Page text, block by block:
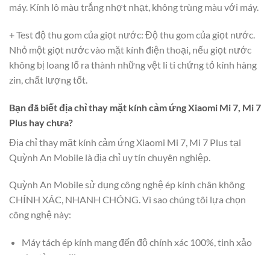
máy. Kính lô màu trắng nhợt nhạt, không trùng màu với máy.
+ Test độ thu gom của giọt nước: Độ thu gom của giọt nước.
Nhỏ một giọt nước vào mặt kính điện thoại, nếu giọt nước
không bị loang lổ ra thành những vệt li ti chứng tỏ kính hàng
zin, chất lượng tốt.
Bạn đã biết địa chỉ thay mặt kính cảm ứng Xiaomi Mi 7, Mi 7
Plus hay chưa?
Địa chỉ thay mặt kính cảm ứng Xiaomi Mi 7, Mi 7 Plus tại
Quỳnh An Mobile là địa chỉ uy tín chuyên nghiệp.
Quỳnh An Mobile sử dụng công nghệ ép kính chân không
CHÍNH XÁC, NHANH CHÓNG. Vì sao chúng tôi lựa chọn
công nghệ này:
Máy tách ép kính mang đến độ chính xác 100%, tinh xảo